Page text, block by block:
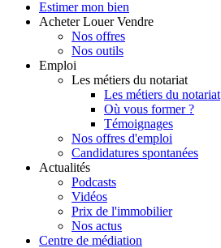
Estimer mon bien
Acheter Louer Vendre
Nos offres
Nos outils
Emploi
Les métiers du notariat
Les métiers du notariat
Où vous former ?
Témoignages
Nos offres d'emploi
Candidatures spontanées
Actualités
Podcasts
Vidéos
Prix de l'immobilier
Nos actus
Centre de médiation